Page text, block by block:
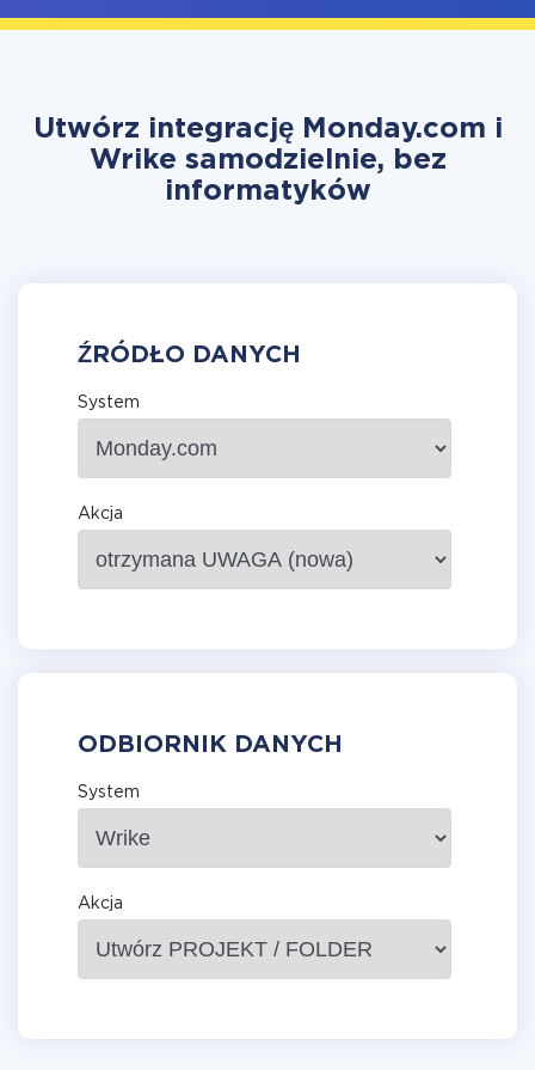
Utwórz integrację Monday.com i
Wrike samodzielnie, bez
informatyków
ŹRÓDŁO DANYCH
System
Akcja
ODBIORNIK DANYCH
System
Akcja